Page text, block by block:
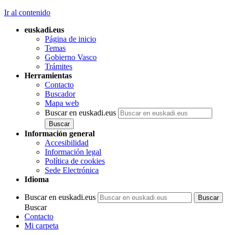
Ir al contenido
euskadi.eus
Página de inicio
Temas
Gobierno Vasco
Trámites
Herramientas
Contacto
Buscador
Mapa web
Buscar en euskadi.eus
Información general
Accesibilidad
Información legal
Política de cookies
Sede Electrónica
Idioma
Buscar en euskadi.eus
Buscar
Contacto
Mi carpeta